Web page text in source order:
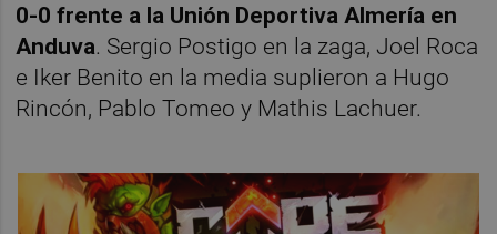
0-0 frente a la Unión Deportiva Almería en
Anduva. Sergio Postigo en la zaga, Joel Roca
e Iker Benito en la media suplieron a Hugo
Rincón, Pablo Tomeo y Mathis Lachuer.